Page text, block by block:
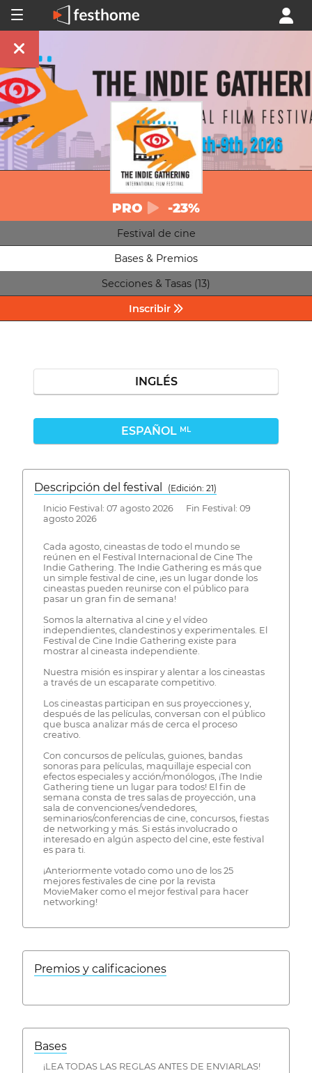
PRO -23%
Festival de cine
Bases & Premios
Secciones & Tasas (13)
Inscribir
INGLÉS
ESPAÑOL ML
Descripción del festival
( Edición: 21)
Inicio Festival: 07 agosto 2026 Fin Festival: 09
agosto 2026
Cada agosto, cineastas de todo el mundo se
reúnen en el Festival Internacional de Cine The
Indie Gathering. The Indie Gathering es más que
un simple festival de cine, ¡es un lugar donde los
cineastas pueden reunirse con el público para
pasar un gran fin de semana!
Somos la alternativa al cine y el vídeo
independientes, clandestinos y experimentales. El
Festival de Cine Indie Gathering existe para
mostrar al cineasta independiente.
Nuestra misión es inspirar y alentar a los cineastas
a través de un escaparate competitivo.
Los cineastas participan en sus proyecciones y,
después de las películas, conversan con el público
que busca analizar más de cerca el proceso
creativo.
Con concursos de películas, guiones, bandas
sonoras para películas, maquillaje especial con
efectos especiales y acción/monólogos, ¡The Indie
Gathering tiene un lugar para todos! El fin de
semana consta de tres salas de proyección, una
sala de convenciones/vendedores,
seminarios/conferencias de cine, concursos, fiestas
de networking y más. Si estás involucrado o
interesado en algún aspecto del cine, este festival
es para ti.
¡Anteriormente votado como uno de los 25
mejores festivales de cine por la revista
MovieMaker como el mejor festival para hacer
networking!
Premios y calificaciones
Bases
¡LEA TODAS LAS REGLAS ANTES DE ENVIARLAS!